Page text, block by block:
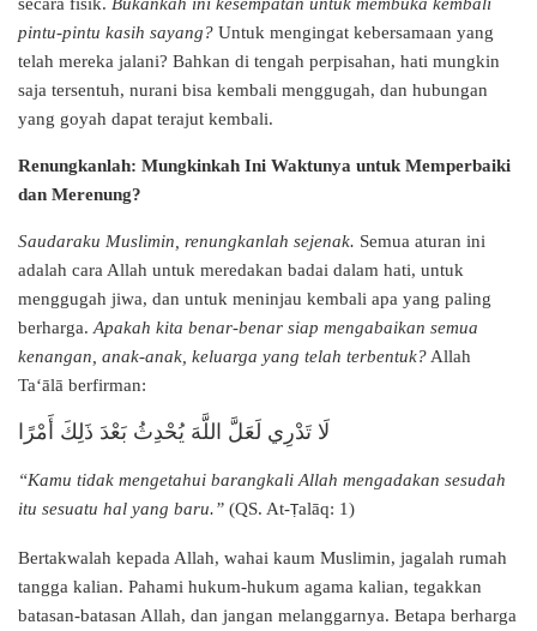
pintu-pintu kasih sayang? Untuk mengingat kebersamaan yang
telah mereka jalani? Bahkan di tengah perpisahan, hati mungkin
saja tersentuh, nurani bisa kembali menggugah, dan hubungan
yang goyah dapat terajut kembali.
Renungkanlah: Mungkinkah Ini Waktunya untuk Memperbaiki
dan Merenung?
Saudaraku Muslimin, renungkanlah sejenak. Semua aturan ini
adalah cara Allah untuk meredakan badai dalam hati, untuk
menggugah jiwa, dan untuk meninjau kembali apa yang paling
berharga. Apakah kita benar-benar siap mengabaikan semua
kenangan, anak-anak, keluarga yang telah terbentuk? Allah
Ta‘ālā berfirman:
لَا تَدْرِي لَعَلَّ اللَّهَ يُحْدِثُ بَعْدَ ذَلِكَ أَمْرًا
“Kamu tidak mengetahui barangkali Allah mengadakan sesudah
itu sesuatu hal yang baru.” (QS. At-Ṭalāq: 1)
Bertakwalah kepada Allah, wahai kaum Muslimin, jagalah rumah
tangga kalian. Pahami hukum-hukum agama kalian, tegakkan
batasan-batasan Allah, dan jangan melanggarnya. Betapa berharga